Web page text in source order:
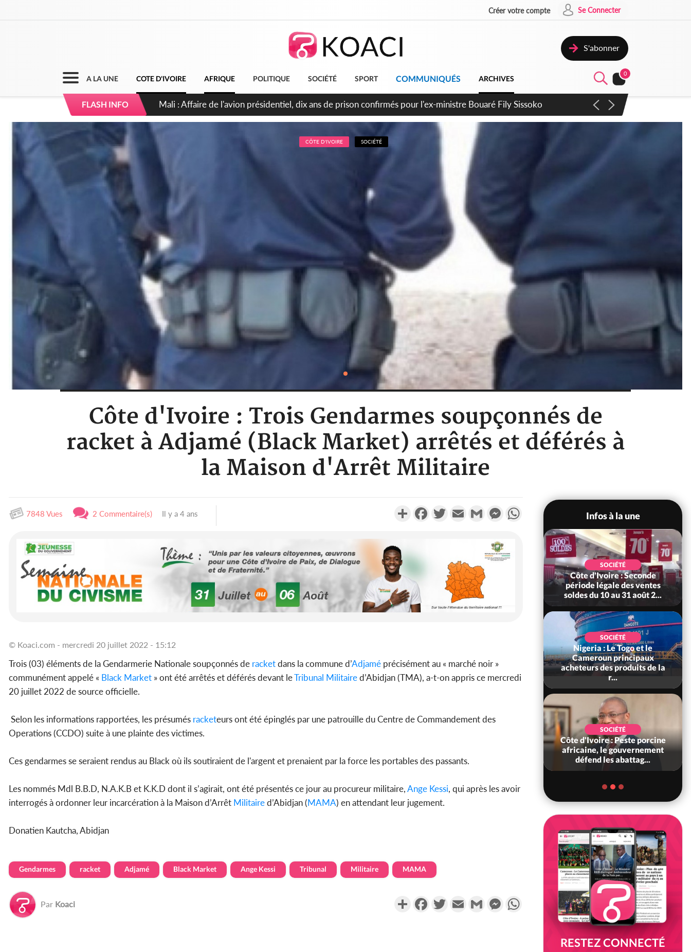
Créer votre compte Se Connecter
S'abonner
A LA UNE COTE D'IVOIRE AFRIQUE POLITIQUE SOCIÉTÉ SPORT COMMUNIQUÉS ARCHIVES
0
FLASH INFO Nigeria : Le Togo et le Cameroun principaux acheteurs des produits de la raffinerie Dangote en juillet
CÔTE D'IVOIRE SOCIÉTÉ
Côte d'Ivoire : Trois Gendarmes soupçonnés de
racket à Adjamé (Black Market) arrêtés et déférés à
la Maison d'Arrêt Militaire
7848 Vues 2 Commentaire(s) Il y a 4 ans PartagerFacebookTwitterEmail Gmail MessengerWhatsApp
© Koaci.com - mercredi 20 juillet 2022 - 15:12
Trois (03) éléments de la Gendarmerie Nationale soupçonnés de racketdans la commune d’Adjamé précisément au « marché noir »
communément appelé « Black Market » ont été arrêtés et déférés devant leTribunal Militaired’Abidjan (TMA), a-t-on appris ce mercredi
20 juillet 2022 de source officielle.
Selon les informations rapportées, les présumés racketeurs ont été épinglés par une patrouille du Centre de Commandement des
Operations (CCDO) suite à une plainte des victimes.
Ces gendarmes se seraient rendus au Black où ils soutiraient de l'argent et prenaient par la force les portables des passants.
Les nommés Mdl B.B.D, N.A.K.B et K.K.D dont il s’agirait, ont été présentés ce jour au procureur militaire,Ange Kessi, qui après les avoir
interrogés à ordonner leur incarcération à la Maison d’Arrêt Militaired’Abidjan (MAMA) en attendant leur jugement.
Donatien Kautcha, Abidjan
Gendarmes racket Adjamé Black Market Ange Kessi Tribunal Militaire MAMA
Par Koaci PartagerFacebookTwitterEmail Gmail MessengerWhatsApp
Infos à la une
POLITIQUE
Sénégal : Le ministre de la
Justice somme les
responsables de déclarer
leur...
le choc, trois morts après une
nuit de viole...
du PR Alassane...
SOCIÉTÉ
Côte d'Ivoire : Seconde
période légale des ventes
soldes du 10 au 31 août 2...
SOCIÉTÉ
Nigeria : Le Togo et le
Cameroun principaux
acheteurs des produits de la
r...
SOCIÉTÉ
Côte d'Ivoire : Peste porcine
africaine, le gouvernement
défend les abattag...
RESTEZ CONNECTÉ